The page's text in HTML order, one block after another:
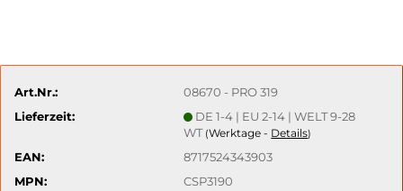
Art.Nr.:
08670 - PRO 319
Lieferzeit:
DE 1-4 | EU 2-14 | WELT 9-28
WT (Werktage - Details)
EAN:
8717524343903
MPN:
CSP3190